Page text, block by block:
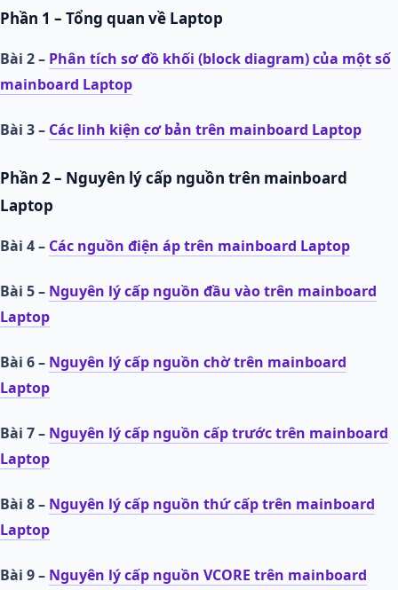
Phần 1 – Tổng quan về Laptop
Bài 2 – Phân tích sơ đồ khối (block diagram) của một số
mainboard Laptop
Bài 3 – Các linh kiện cơ bản trên mainboard Laptop
Phần 2 – Nguyên lý cấp nguồn trên mainboard
Laptop
Bài 4 – Các nguồn điện áp trên mainboard Laptop
Bài 5 – Nguyên lý cấp nguồn đầu vào trên mainboard
Laptop
Bài 6 – Nguyên lý cấp nguồn chờ trên mainboard
Laptop
Bài 7 – Nguyên lý cấp nguồn cấp trước trên mainboard
Laptop
Bài 8 – Nguyên lý cấp nguồn thứ cấp trên mainboard
Laptop
Bài 9 – Nguyên lý cấp nguồn VCORE trên mainboard